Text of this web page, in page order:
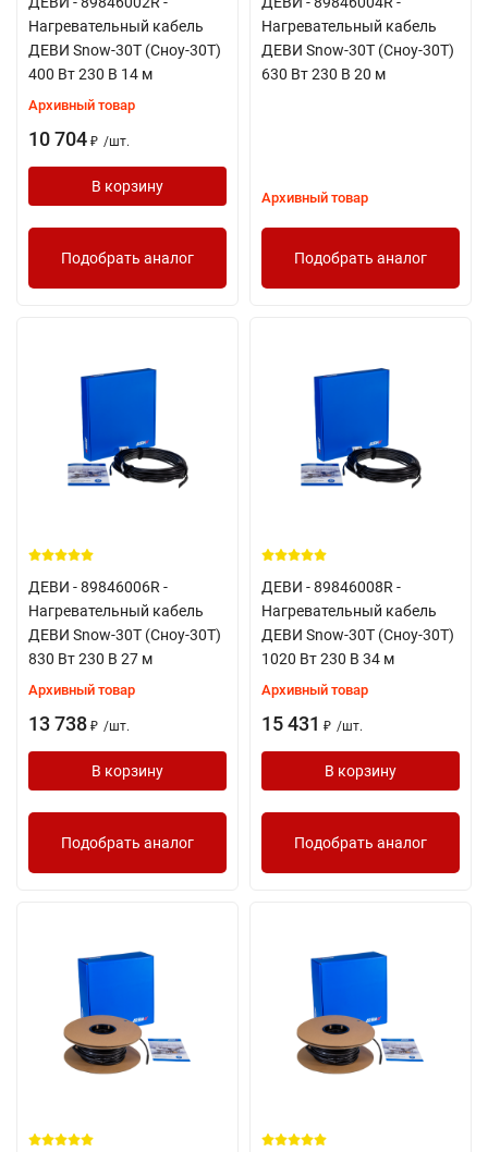
Нагревательный кабель
ДЕВИ Snow-30T (Сноу-30Т)
400 Вт 230 В 14 м
Архивный товар
10 704 ₽ /шт.
В корзину
Подобрать аналог
Нагревательный кабель
ДЕВИ Snow-30T (Сноу-30Т)
630 Вт 230 В 20 м
Архивный товар
Подобрать аналог
ДЕВИ - 89846006R -
Нагревательный кабель
ДЕВИ Snow-30T (Сноу-30Т)
830 Вт 230 В 27 м
Архивный товар
13 738 ₽ /шт.
В корзину
Подобрать аналог
ДЕВИ - 89846008R -
Нагревательный кабель
ДЕВИ Snow-30T (Сноу-30Т)
1020 Вт 230 В 34 м
Архивный товар
15 431 ₽ /шт.
В корзину
Подобрать аналог